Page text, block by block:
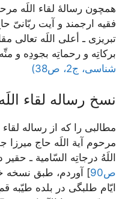
همچون رسالۀ لقاء اللَه
فقيه ارجمند و آيت ربّانىّ
تبريزى ـ أعلى اللَه تعالى
بركاتِه و رحماتِه بجودِه و
شناسی، ج2، ص38)
نسخ رساله لقاء
مطالبى را كه از رساله
مرحوم آية اللَه حاج ميرزا
اللَهُ درجاتِه السّامية ـ حقير
ص90
] آوردم، طبق نسخه